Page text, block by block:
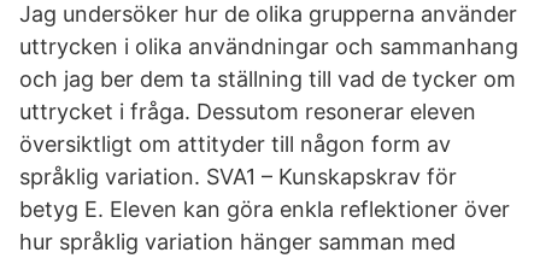
Jag undersöker hur de olika grupperna använder
uttrycken i olika användningar och sammanhang
och jag ber dem ta ställning till vad de tycker om
uttrycket i fråga. Dessutom resonerar eleven
översiktligt om attityder till någon form av
språklig variation. SVA1 – Kunskapskrav för
betyg E. Eleven kan göra enkla reflektioner över
hur språklig variation hänger samman med